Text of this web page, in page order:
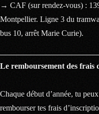
→ CAF (sur rendez-vous) :
Montpellier. Ligne 3 du
bus 10, arrêt Marie Curie).
Le remboursement des frais
Chaque début d’année, tu
rembourser tes frais